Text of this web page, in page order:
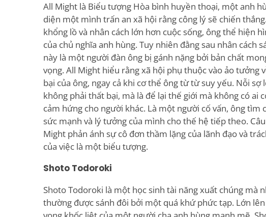
All Might là Biểu tượng Hòa bình huyền thoại, một anh
diện một mình trấn an xã hội rằng công lý sẽ chiến
khổng lồ và nhân cách lớn hơn cuộc sống, ông thể hiện
của chủ nghĩa anh hùng. Tuy nhiên đằng sau nhân cách
này là một người đàn ông bị gánh nặng bởi bản chất
vọng. All Might hiểu rằng xã hội phụ thuộc vào ảo tưởng
bại của ông, ngay cả khi cơ thể ông từ từ suy yếu. Nỗi sợ
không phải thất bại, mà là để lại thế giới mà không có ai
cảm hứng cho người khác. Là một người cố vấn, ông tìm
sức mạnh và lý tưởng của mình cho thế hệ tiếp theo.
Might phản ánh sự cô đơn thầm lặng của lãnh đạo và
của việc là một biểu tượng.
Shoto Todoroki
Shoto Todoroki là một học sinh tài năng xuất chúng mà
thường được sánh đôi bởi một quá khứ phức tạp. Lớn